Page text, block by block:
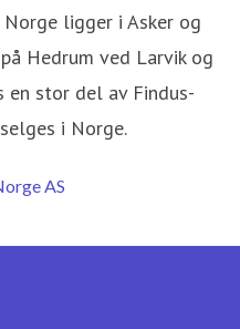
ligger i Asker og
Hedrum ved Larvik og
en stor del av Findus-
i Norge.